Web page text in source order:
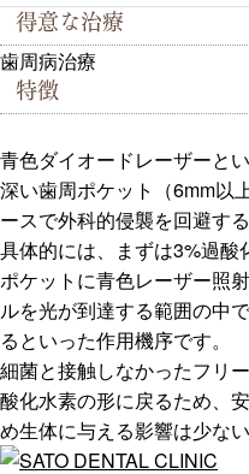
得意な治療
歯周病治療
特徴
青色ダイオードレーザーと
深い歯周ポケット（6mm以
ースで外科的侵襲を回避す
具体的には、まずは3%過
ポケットに青色レーザー照
ルを光が到達する範囲の中
るといった作用機序です。
細菌と接触しなかったフリ
酸化水素の形に戻るため、
め生体に与える影響は少な